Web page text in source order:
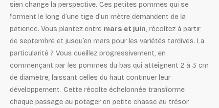
sien change la perspective. Ces petites pommes qui se
forment le long d’une tige d’un mètre demandent de la
patience. Vous plantez entre mars et juin, récoltez à partir
de septembre et jusqu’en mars pour les variétés tardives. La
particularité ? Vous cueillez progressivement, en
commençant par les pommes du bas qui atteignent 2 à 3 cm
de diamètre, laissant celles du haut continuer leur
développement. Cette récolte échelonnée transforme
chaque passage au potager en petite chasse au trésor.